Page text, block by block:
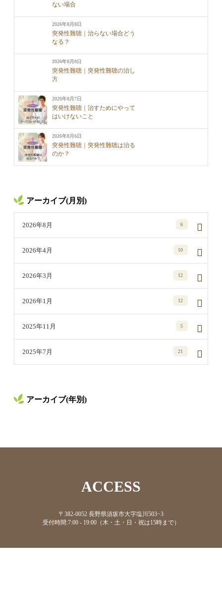
ない場合
2026年8月8日
突発性難聴｜治らない場合どう
なる？
2026年8月8日
突発性難聴｜突発性難聴の治し
方
2026年8月7日
突発性難聴｜治すためにやって
はいけないこと
2026年8月6日
突発性難聴｜突発性難聴は治る
のか？
アーカイブ(月別)
2026年8月 6
2026年4月 10
2026年3月 12
2026年1月 12
2025年11月 5
2025年7月 21
アーカイブ(年別)
ACCESS
〒382-0052 長野県須坂市大字塩川503−3
受付時間:7:00 - 19:00（木・土・日・祝は15時まで）